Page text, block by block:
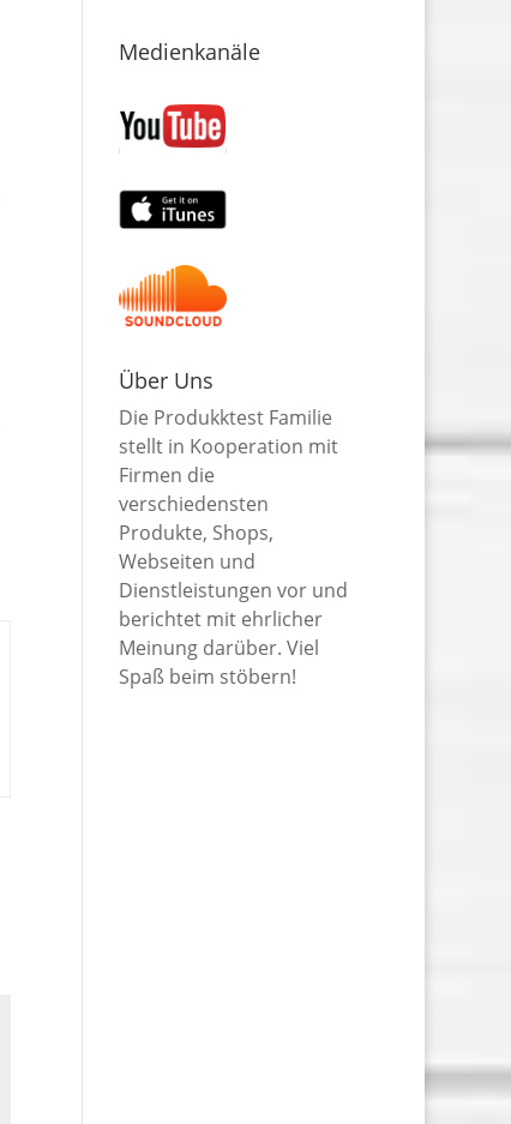
Medienkanäle
Über Uns
Die Produkktest Familie
stellt in Kooperation mit
Firmen die
verschiedensten
Produkte, Shops,
Webseiten und
Dienstleistungen vor und
berichtet mit ehrlicher
Meinung darüber. Viel
Spaß beim stöbern!